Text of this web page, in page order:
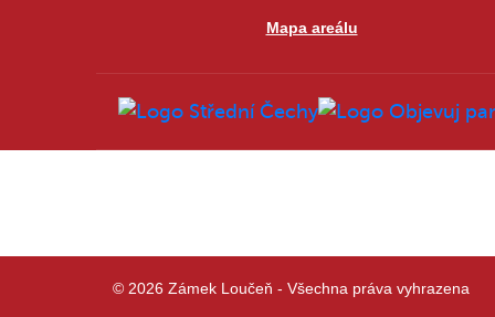
Mapa areálu
© 2026 Zámek Loučeň - Všechna práva vyhrazena